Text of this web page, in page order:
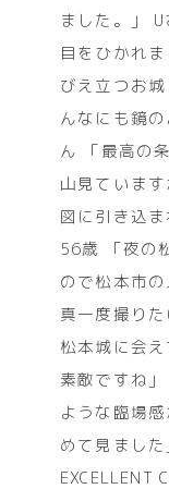
ました。」
目をひかれ
びえ立つお
んなにも鏡
ん 「最高の
山見ていま
図に引き込
56歳 「夜の
ので松本市
真一度撮り
松本城に会
素敵ですね
ような臨場
めて見ました
EXCELLENT